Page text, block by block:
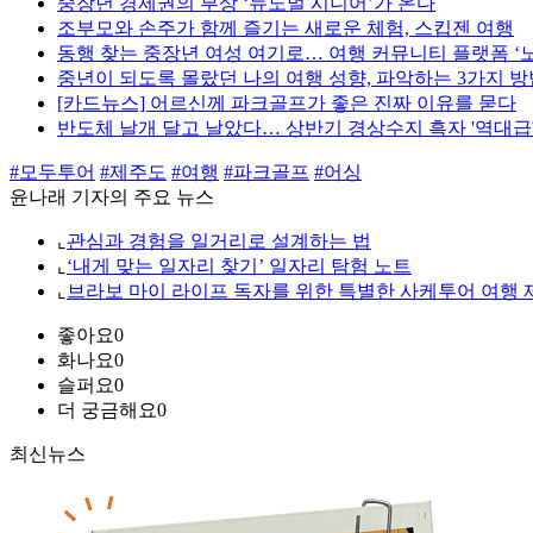
조부모와 손주가 함께 즐기는 새로운 체험, 스킵젠 여행
동행 찾는 중장년 여성 여기로… 여행 커뮤니티 플랫폼 ‘
중년이 되도록 몰랐던 나의 여행 성향, 파악하는 3가지 방
[카드뉴스] 어르신께 파크골프가 좋은 진짜 이유를 묻다
반도체 날개 달고 날았다… 상반기 경상수지 흑자 '역대
#모두투어 #제주도 #여행 #파크골프 #어싱
윤나래 기자의 주요 뉴스
⌞ 관심과 경험을 일거리로 설계하는 법
⌞ ‘내게 맞는 일자리 찾기’ 일자리 탐험 노트
⌞ 브라보 마이 라이프 독자를 위한 특별한 사케투어 여행
좋아요0
화나요0
슬퍼요0
더 궁금해요0
최신뉴스